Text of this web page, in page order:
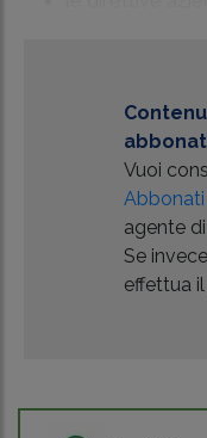
Vuoi
Abbonati
agente
Se
effettua il